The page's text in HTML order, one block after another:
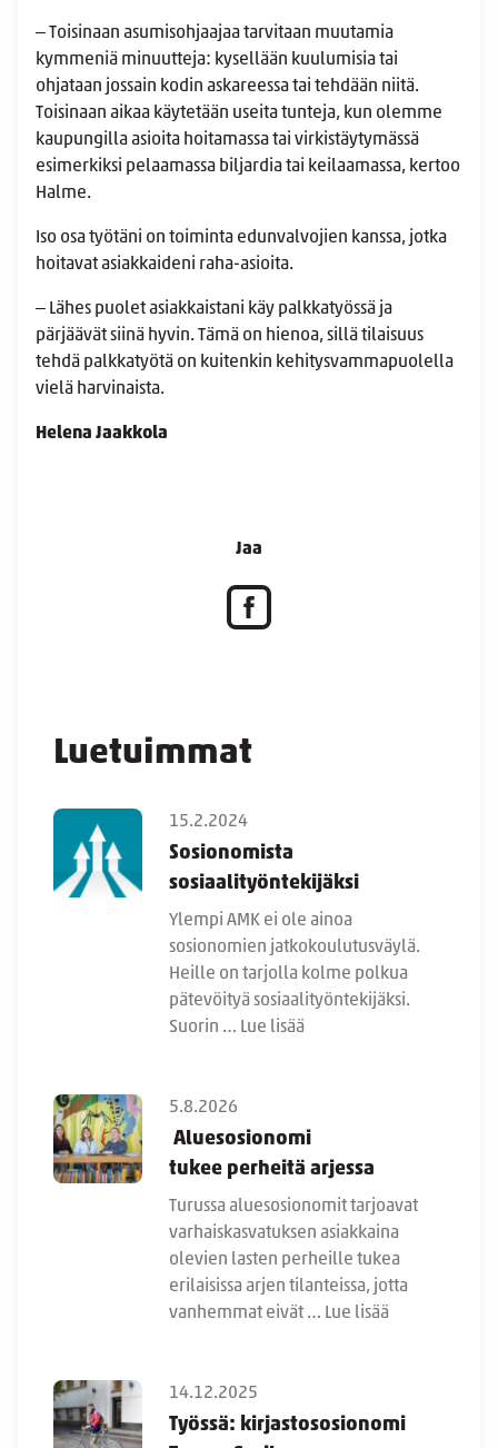
Luetuimmat
15.2.2024
Sosionomista
sosiaalityöntekijäksi
Ylempi AMK ei ole ainoa
sosionomien jatkokoulutusväylä.
Heille on tarjolla kolme polkua
pätevöityä sosiaalityöntekijäksi.
Suorin … Lue lisää
5.8.2026
Aluesosionomi
tukee perheitä arjessa
Turussa aluesosionomit tarjoavat
varhaiskasvatuksen asiakkaina
olevien lasten perheille tukea
erilaisissa arjen tilanteissa, jotta
vanhemmat eivät … Lue lisää
14.12.2025
Työssä: kirjastososionomi
‒ Toisinaan asumisohjaajaa tarvitaan muutamia
kymmeniä minuutteja: kysellään kuulumisia tai
ohjataan jossain kodin askareessa tai tehdään niitä.
Toisinaan aikaa käytetään useita tunteja, kun olemme
kaupungilla asioita hoitamassa tai virkistäytymässä
esimerkiksi pelaamassa biljardia tai keilaamassa, kertoo
Halme.
Iso osa työtäni on toiminta edunvalvojien kanssa, jotka
hoitavat asiakkaideni raha-asioita.
‒ Lähes puolet asiakkaistani käy palkkatyössä ja
pärjäävät siinä hyvin. Tämä on hienoa, sillä tilaisuus
tehdä palkkatyötä on kuitenkin kehitysvammapuolella
vielä harvinaista.
Helena Jaakkola
Jaa